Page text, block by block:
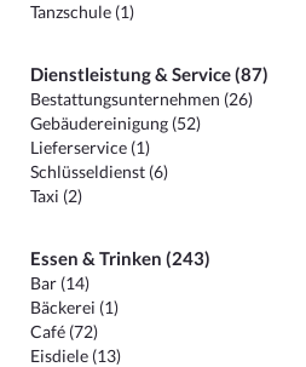
Tanzschule (1)
Dienstleistung & Service (87)
Bestattungsunternehmen (26)
Gebäudereinigung (52)
Lieferservice (1)
Schlüsseldienst (6)
Taxi (2)
Essen & Trinken (243)
Bar (14)
Bäckerei (1)
Café (72)
Eisdiele (13)